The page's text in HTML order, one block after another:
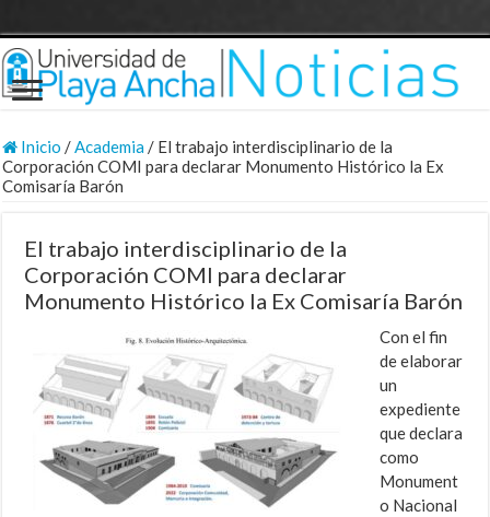
Inicio /Academia/ El trabajo interdisciplinario de la
Corporación COMI para declarar Monumento Histórico la Ex
Comisaría Barón
El trabajo interdisciplinario de la
Corporación COMI para declarar
Monumento Histórico la Ex Comisaría Barón
Con el fin
de elaborar
un
expediente
que declara
como
Monument
o Nacional